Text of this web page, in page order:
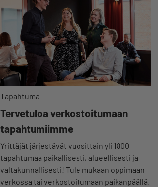
Tapahtuma
Tervetuloa verkostoitumaan
tapahtumiimme
Yrittäjät järjestävät vuosittain yli 1800
tapahtumaa paikallisesti, alueellisesti ja
valtakunnallisesti! Tule mukaan oppimaan
verkossa tai verkostoitumaan paikanpäällä.